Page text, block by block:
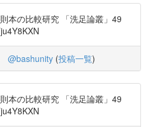
本の比較研究 「洗足論叢」49
@bashunity (投稿一覧)
本の比較研究 「洗足論叢」49